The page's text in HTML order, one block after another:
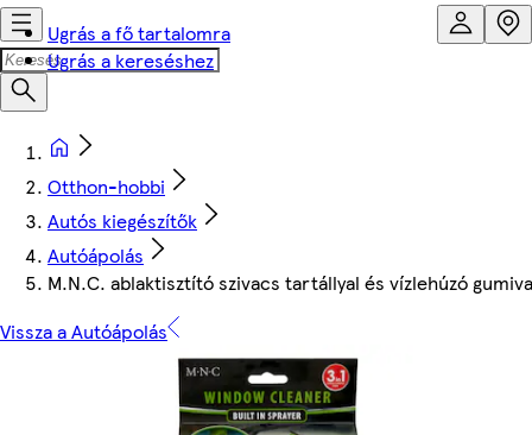
Ugrás a fő tartalomra
Ugrás a kereséshez
Otthon-hobbi
Autós kiegészítők
Autóápolás
M.N.C. ablaktisztító szivacs tartállyal és vízlehúzó
Vissza a Autóápolás